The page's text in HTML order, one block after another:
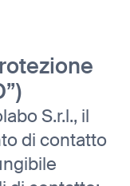
S.r.l., il
di contatto